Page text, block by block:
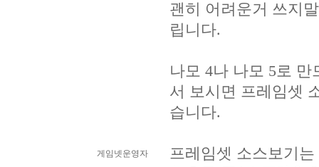
게임넷운영자
괜히 어려운거 쓰지
립니다.
나모 4나 나모 5로
서 보시면 프레임셋
습니다.
프레임셋 소스보기